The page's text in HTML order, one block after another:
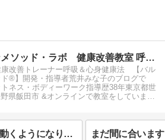
バルーンメソッド・ラボ 健康改善教室 呼吸法 運動処方 整体
康改善トレーナー呼吸＆心身健康法 【バル
®】開発・指導者荒井みな子のブログで
ネス・ボディーワーク指導歴38年東京都世
県飯田市 &オンラインで教室をしていま
一瞬で首がスムーズに動くようになりました！